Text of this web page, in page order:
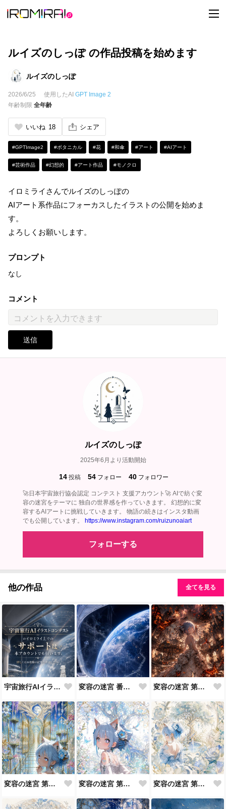
t
o
ルイズのしっぽ の作品投稿を始めます
ルイズのしっぽ
2026/6/25 使用したAI GPT Image 2
年齢制限 全年齢
いいね 18 シェア
#GPTImage2 #ボタニカル #花 #和傘 #アート #AIアート
#芸術作品 #幻想的 #アート作品 #モノクロ
イロミライさんでルイズのしっぽの
AIアート系作品にフォーカスしたイラストの公開を始めま
す。
よろしくお願いします。
プロンプト
なし
コメント
送信
ルイズのしっぽ
2025年6月より活動開始
14 投稿 54 フォロー 40 フォロワー
🚀日本宇宙旅行協会認定 コンテスト 支援アカウント🚀 AIで紡ぐ変
容の迷宮をテーマに 独自の世界感を作っていきます。 幻想的に変
容するAIアートに挑戦していきます。 物語の続きはインスタ動画
でも公開しています。 https://www.instagram.com/ruizunoaiart
フォローする
他の作品 全てを見る
宇宙旅行AIイラストコンテストについて 変容の迷宮 番外編 宇宙旅行 蒼星軌道庭園 変容の迷宮 第三章 ― 炎蝶舞踏会 ―
変容の迷宮 第二章 光芒回廊 変容の迷宮 第一章 ― 始まりの庭園 No.3 Birth of the Labyrinth 変容の迷宮 第一章 始まりの庭園 Birth of the Labyrinth No.2